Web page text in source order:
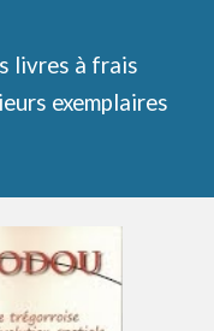
livres à frais
exemplaires